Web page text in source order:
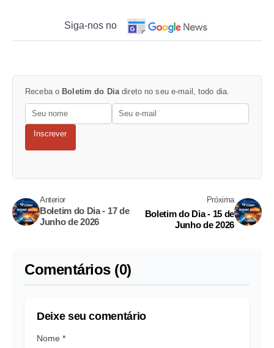
Siga-nos no
Receba o Boletim do Diadireto no seu e-mail, todo dia.
Inscrever
Anterior
Boletim do Dia - 17 de
Junho de 2026
Próxima
Boletim do Dia - 15 de
Junho de 2026
Comentários (0)
Deixe seu comentário
Nome *